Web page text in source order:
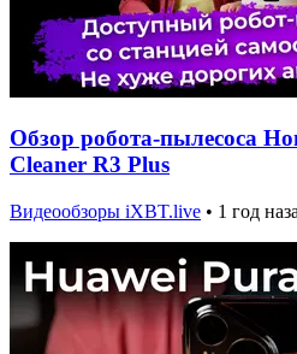
Обзор робота-пылесоса
Cleaner R3 Plus
Видеообзоры iXBT.live • 1 год